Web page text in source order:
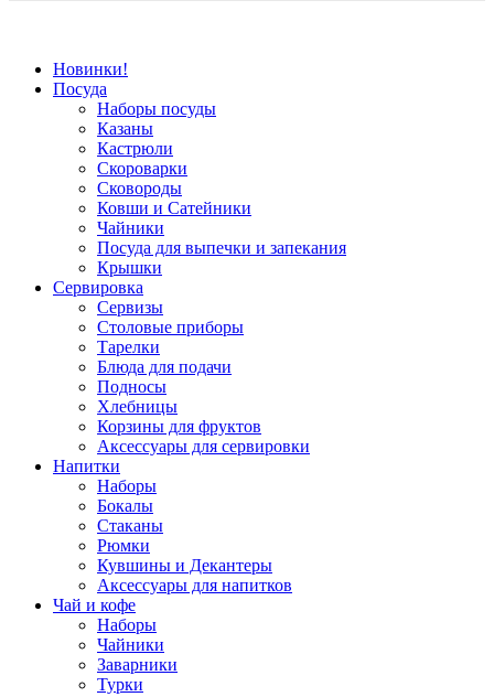
Новинки!
Посуда
Наборы посуды
Казаны
Кастрюли
Скороварки
Сковороды
Ковши и Сатейники
Чайники
Посуда для выпечки и запекания
Крышки
Сервировка
Сервизы
Столовые приборы
Тарелки
Блюда для подачи
Подносы
Хлебницы
Корзины для фруктов
Аксессуары для сервировки
Напитки
Наборы
Бокалы
Стаканы
Рюмки
Кувшины и Декантеры
Аксессуары для напитков
Чай и кофе
Наборы
Чайники
Заварники
Турки